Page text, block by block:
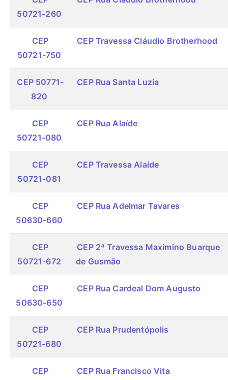
50721-260
CEP
50721-750
CEP Travessa Cláudio Brotherhood
CEP 50771-
820
CEP Rua Santa Luzia
CEP
50721-080
CEP Rua Alaíde
CEP
50721-081
CEP Travessa Alaíde
CEP
50630-660
CEP Rua Adelmar Tavares
CEP
50721-672
CEP 2ª Travessa Maximino Buarque
de Gusmão
CEP
50630-650
CEP Rua Cardeal Dom Augusto
CEP
50721-680
CEP Rua Prudentópolis
CEP CEP Rua Francisco Vita